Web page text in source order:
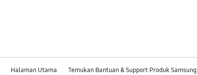
Halaman Utama Temukan Bantuan & Support Produk Samsung